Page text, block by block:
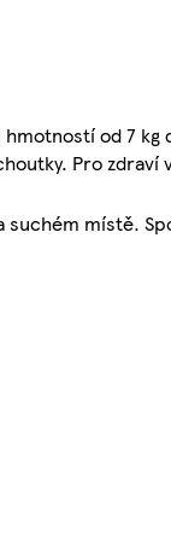
od 7
Pro
suchém místě.